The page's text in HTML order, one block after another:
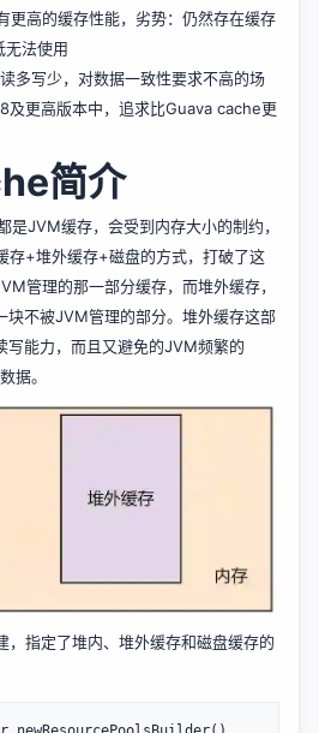
更高的缓存性能，劣势：仍然存在缓存
无法使用
多写少，对数据一致性要求不高的场
及更高版本中，追求比Guava cache更
简介
JVM缓存，会受到内存大小的制约，
存+堆外缓存+磁盘的方式，打破了这
管理的那一部分缓存，而堆外缓存，
块不被JVM管理的部分。堆外缓存这部
写能力，而且又避免的JVM频繁的
据。
，指定了堆内、堆外缓存和磁盘缓存的